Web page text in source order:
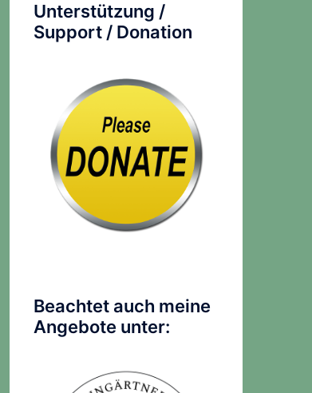
Unterstützung /
Support / Donation
Beachtet auch meine
Angebote unter: